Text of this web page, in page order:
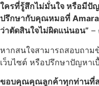
ใครที่รู้สึกไม่มั่นใจ หรือมีปั
ปรึกษากับคุณหมอที่
ว่าตัดสินใจไม่ผิดแน่นอน” –
หากสนใจสามารถสอบถาม
เว็บไซต์ หรือปรึกษาปัญหา
ขอบคุณคุณลูกค้าทุกท่านที่